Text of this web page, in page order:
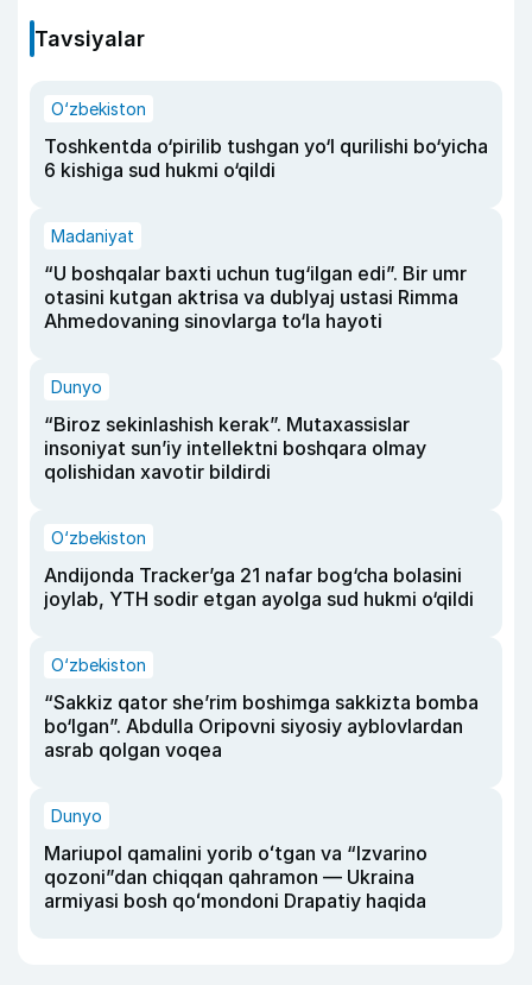
Tavsiyalar
O‘zbekiston
Toshkentda o‘pirilib tushgan yo‘l qurilishi bo‘yicha
6 kishiga sud hukmi o‘qildi
Madaniyat
“U boshqalar baxti uchun tug‘ilgan edi”. Bir umr
otasini kutgan aktrisa va dublyaj ustasi Rimma
Ahmedovaning sinovlarga to‘la hayoti
Dunyo
“Biroz sekinlashish kerak”. Mutaxassislar
insoniyat sun’iy intellektni boshqara olmay
qolishidan xavotir bildirdi
O‘zbekiston
Andijonda Tracker’ga 21 nafar bog‘cha bolasini
joylab, YTH sodir etgan ayolga sud hukmi o‘qildi
O‘zbekiston
“Sakkiz qator she’rim boshimga sakkizta bomba
bo‘lgan”. Abdulla Oripovni siyosiy ayblovlardan
asrab qolgan voqea
Dunyo
Mariupol qamalini yorib oʻtgan va “Izvarino
qozoni”dan chiqqan qahramon — Ukraina
armiyasi bosh qoʻmondoni Drapatiy haqida